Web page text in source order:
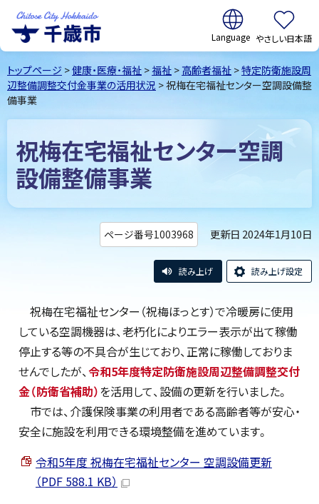
千歳市Chitose
City Hokkaido
翻訳:
やさしい日本語
トップページ >健康・医療・福祉 >福祉 > 高齢者福祉 >特定防衛施設周
辺整備調整交付金事業の活用状況 > 祝梅在宅福祉センター空調設備整
備事業
祝梅在宅福祉センター空調
設備整備事業
ページ番号1003968 更新日 2024年1月10日
読み上げ 読み上げ設定
祝梅在宅福祉センター（祝梅ほっとす）で冷暖房に使用
している空調機器は、老朽化によりエラー表示が出て稼働
停止する等の不具合が生じており、正常に稼働しておりま
せんでしたが、令和5年度特定防衛施設周辺整備調整交付
金（防衛省補助）を活用して、設備の更新を行いました。
市では、介護保険事業の利用者である高齢者等が安心・
安全に施設を利用できる環境整備を進めています。
令和5年度 祝梅在宅福祉センター 空調設備更新
（PDF 588.1 KB）